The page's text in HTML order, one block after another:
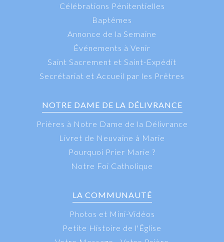
Célébrations Pénitentielles
Baptêmes
Annonce de la Semaine
Événements à Venir
Saint Sacrement et Saint-Expédit
Secrétariat et Accueil par les Prêtres
NOTRE DAME DE LA DÉLIVRANCE
Prières à Notre Dame de la Délivrance
Livret de Neuvaine à Marie
Pourquoi Prier Marie ?
Notre Foi Catholique
LA COMMUNAUTÉ
Photos et Mini-Vidéos
Petite Histoire de l'Église